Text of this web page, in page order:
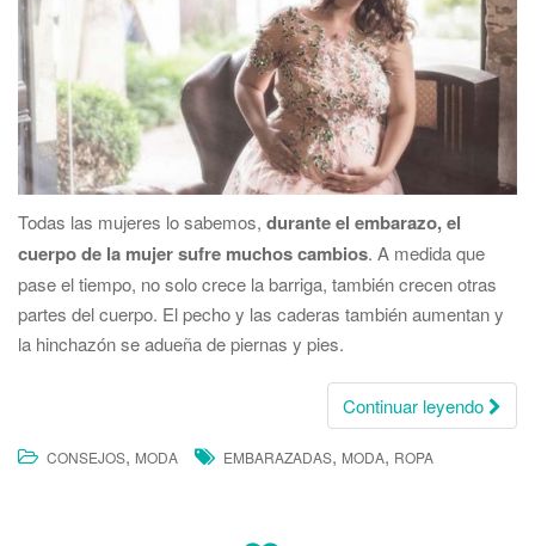
Todas las mujeres lo sabemos, durante el embarazo, el
cuerpo de la mujer sufre muchos cambios. A medida que
pase el tiempo, no solo crece la barriga, también crecen otras
partes del cuerpo. El pecho y las caderas también aumentan y
la hinchazón se adueña de piernas y pies.
Continuar leyendo
CONSEJOS, MODA EMBARAZADAS, MODA, ROPA